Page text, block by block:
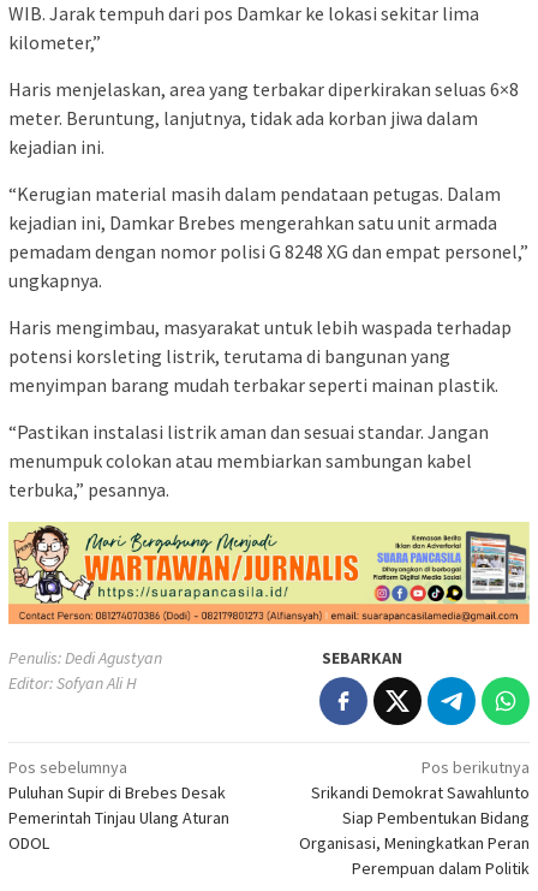
WIB. Jarak tempuh dari pos Damkar ke lokasi sekitar lima
kilometer,”
Haris menjelaskan, area yang terbakar diperkirakan seluas 6×8
meter. Beruntung, lanjutnya, tidak ada korban jiwa dalam
kejadian ini.
“Kerugian material masih dalam pendataan petugas. Dalam
kejadian ini, Damkar Brebes mengerahkan satu unit armada
pemadam dengan nomor polisi G 8248 XG dan empat personel,”
ungkapnya.
Haris mengimbau, masyarakat untuk lebih waspada terhadap
potensi korsleting listrik, terutama di bangunan yang
menyimpan barang mudah terbakar seperti mainan plastik.
“Pastikan instalasi listrik aman dan sesuai standar. Jangan
menumpuk colokan atau membiarkan sambungan kabel
terbuka,” pesannya.
Penulis: Dedi Agustyan
Editor: Sofyan Ali H
SEBARKAN
Navigasi
pos
Pos sebelumnya
Puluhan Supir di Brebes Desak
Pemerintah Tinjau Ulang Aturan
ODOL
Pos berikutnya
Srikandi Demokrat Sawahlunto
Siap Pembentukan Bidang
Organisasi, Meningkatkan Peran
Perempuan dalam Politik